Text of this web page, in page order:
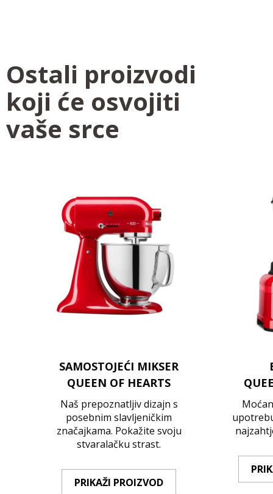
Ostali proizvodi
koji će osvojiti
vaše srce
SAMOSTOJEĆI MIKSER
QUEEN OF HEARTS
Naš prepoznatljiv dizajn s
posebnim slavljeničkim
značajkama. Pokažite svoju
stvaralačku strast.
PRIKAŽI PROIZVOD